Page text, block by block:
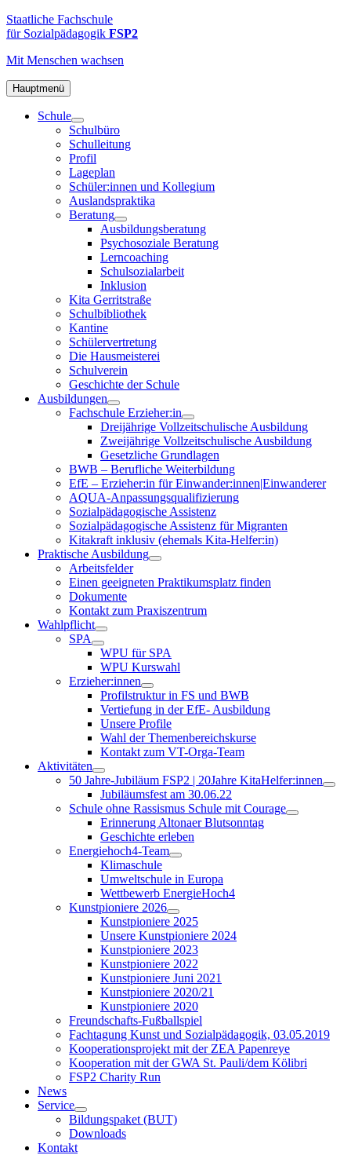
Zum
Inhalt
FSP2
Staatliche
Fachschule
Sozialpädagogik
in
Altona
Staatliche Fachschule
für Sozialpädagogik FSP2
Mit Menschen wachsen
Hauptmenü
Schule
Schulbüro
Schulleitung
Profil
Lageplan
Schüler:innen und Kollegium
Auslandspraktika
Beratung
Ausbildungsberatung
Psychosoziale Beratung
Lerncoaching
Schulsozialarbeit
Inklusion
Kita Gerritstraße
Schulbibliothek
Kantine
Schülervertretung
Die Hausmeisterei
Schulverein
Geschichte der Schule
Ausbildungen
Fachschule Erzieher:in
Dreijährige Vollzeitschulische Ausbildung
Zweijährige Vollzeitschulische Ausbildung
Gesetzliche Grundlagen
BWB – Berufliche Weiterbildung
EfE – Erzieher:in für Einwander:innen|Einwanderer
AQUA-Anpassungsqualifizierung
Sozialpädagogische Assistenz
Sozialpädagogische Assistenz für Migranten
Kitakraft inklusiv (ehemals Kita-Helfer:in)
Praktische Ausbildung
Arbeitsfelder
Einen geeigneten Praktikumsplatz finden
Dokumente
Kontakt zum Praxiszentrum
Wahlpflicht
SPA
WPU für SPA
WPU Kurswahl
Erzieher:innen
Profilstruktur in FS und BWB
Vertiefung in der EfE- Ausbildung
Unsere Profile
Wahl der Themenbereichskurse
Kontakt zum VT-Orga-Team
Aktivitäten
50 Jahre-Jubiläum FSP2 | 20Jahre KitaHelfer:innen
Jubiläumsfest am 30.06.22
Schule ohne Rassismus Schule mit Courage
Erinnerung Altonaer Blutsonntag
Geschichte erleben
Energiehoch4-Team
Klimaschule
Umweltschule in Europa
Wettbewerb EnergieHoch4
Kunstpioniere 2026
Kunstpioniere 2025
Unsere Kunstpioniere 2024
Kunstpioniere 2023
Kunstpioniere 2022
Kunstpioniere Juni 2021
Kunstpioniere 2020/21
Kunstpioniere 2020
Freundschafts-Fußballspiel
Fachtagung Kunst und Sozialpädagogik, 03.05.2019
Kooperationsprojekt mit der ZEA Papenreye
Kooperation mit der GWA St. Pauli/dem Kölibri
FSP2 Charity Run
News
Service
Bildungspaket (BUT)
Downloads
Kontakt